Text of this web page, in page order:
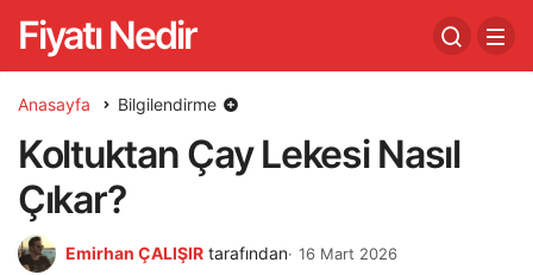
Fiyatı Nedir
Anasayfa Bilgilendirme
Koltuktan Çay Lekesi Nasıl
Çıkar?
Emirhan ÇALIŞIR tarafından 16 Mart 2026